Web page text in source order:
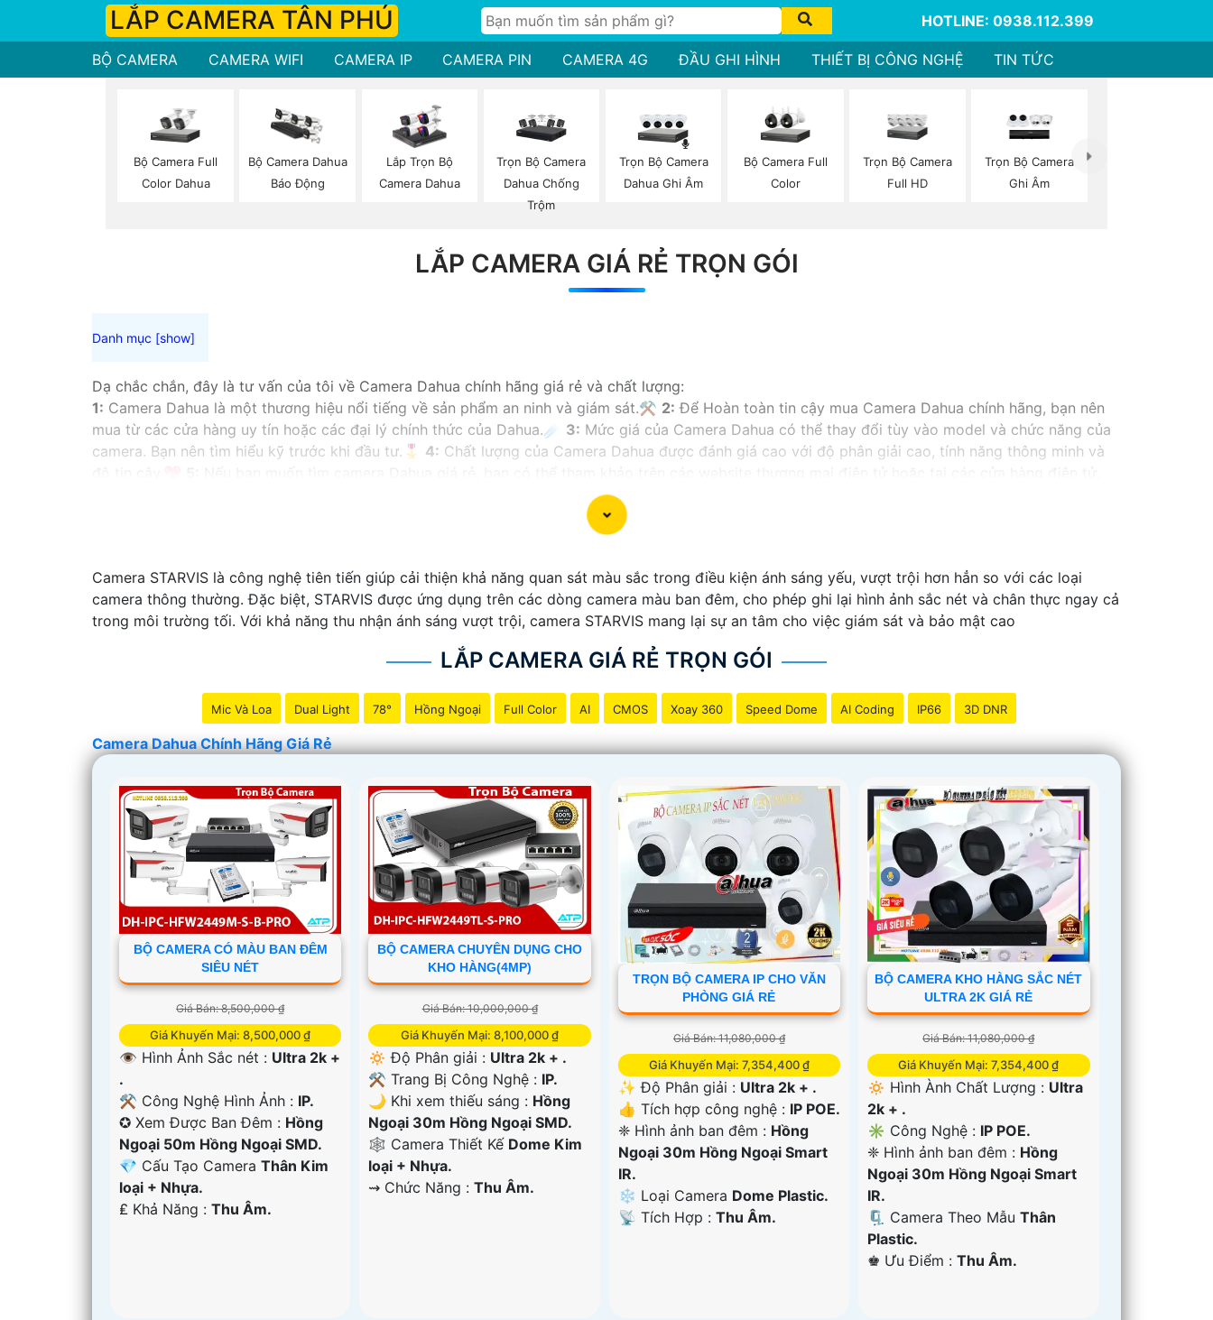
LẮP CAMERA TÂN PHÚ HOTLINE: 0938.112.399
BỘ CAMERA CAMERA WIFI CAMERA IP CAMERA PIN CAMERA 4G ĐẦU GHI HÌNH THIẾT BỊ CÔNG NGHỆ TIN TỨC
Bộ Camera Full
Color Dahua
Bộ Camera Dahua
Báo Động
Lắp Trọn Bộ
Camera Dahua
Trọn Bộ Camera
Dahua Chống
Trộm
Trọn Bộ Camera
Dahua Ghi Âm
Bộ Camera Full
Color
Trọn Bộ Camera
Full HD
Trọn Bộ Camera
Ghi Âm
LẮP CAMERA GIÁ RẺ TRỌN GÓI
Dạ chắc chắn, đây là tư vấn của tôi về Camera Dahua chính hãng giá rẻ và chất lượng:
1: Camera Dahua là một thương hiệu nổi tiếng về sản phẩm an ninh và giám sát.⚒ 2: Để Hoàn toàn tin cậy mua Camera Dahua chính hãng, bạn nên
mua từ các cửa hàng uy tín hoặc các đại lý chính thức của Dahua.☄️ 3: Mức giá của Camera Dahua có thể thay đổi tùy vào model và chức năng của
camera. Bạn nên tìm hiểu kỹ trước khi đầu tư.🎖️ 4: Chất lượng của Camera Dahua được đánh giá cao với độ phân giải cao, tính năng thông minh và
Hy vọng rằng những thông tin trên sẽ giúp bạn chọn lựa được Camera Dahua chính hãng, giá rẻ và chất lượng. Nếu bạn có thêm câu hỏi hoặc cần tư
Camera STARVIS là công nghệ tiên tiến giúp cải thiện khả năng quan sát màu sắc trong điều kiện ánh sáng yếu, vượt trội hơn hẳn so với các loại
camera thông thường. Đặc biệt, STARVIS được ứng dụng trên các dòng camera màu ban đêm, cho phép ghi lại hình ảnh sắc nét và chân thực ngay cả
trong môi trường tối. Với khả năng thu nhận ánh sáng vượt trội, camera STARVIS mang lại sự an tâm cho việc giám sát và bảo mật cao
LẮP CAMERA GIÁ RẺ TRỌN GÓI
Mic Và Loa Dual Light 78° Hồng Ngoại Full Color AI CMOS Xoay 360 Speed Dome AI Coding IP66 3D DNR
Camera Dahua Chính Hãng Giá Rẻ
BỘ CAMERA CÓ MÀU BAN ĐÊM
SIÊU NÉT
Giá Bán: 8,500,000 ₫
Giá Khuyến Mại: 8,500,000 ₫
👁 Hình Ảnh Sắc nét : Ultra 2k +
.
⚒ Công Nghệ Hình Ảnh : IP.
✪ Xem Được Ban Đêm : Hồng
Ngoại 50m Hồng Ngoại SMD.
💎 Cấu Tạo Camera Thân Kim
loại + Nhựa.
️₤ Khả Năng : Thu Âm.
BỘ CAMERA CHUYÊN DỤNG CHO
KHO HÀNG(4MP)
Giá Bán: 10,000,000 ₫
Giá Khuyến Mại: 8,100,000 ₫
🔅 Độ Phân giải : Ultra 2k + .
⚒ Trang Bị Công Nghệ : IP.
🌙 Khi xem thiếu sáng : Hồng
Ngoại 30m Hồng Ngoại SMD.
🕸️ Camera Thiết Kế Dome Kim
loại + Nhựa.
️⇝ Chức Năng :Thu Âm.
TRỌN BỘ CAMERA IP CHO VĂN
PHÒNG GIÁ RẺ
Giá Bán: 11,080,000 ₫
Giá Khuyến Mại: 7,354,400 ₫
✨ Độ Phân giải : Ultra 2k + .
👍 Tích hợp công nghệ : IP POE.
❈ Hình ảnh ban đêm : Hồng
Ngoại 30m Hồng Ngoại Smart
IR.
❄ Loại Camera Dome Plastic.
️📡 Tích Hợp : Thu Âm.
BỘ CAMERA KHO HÀNG SẮC NÉT
ULTRA 2K GIÁ RẺ
Giá Bán: 11,080,000 ₫
Giá Khuyến Mại: 7,354,400 ₫
🔅 Hình Ành Chất Lượng : Ultra
2k + .
✳️ Công Nghệ : IP POE.
❈ Hình ảnh ban đêm : Hồng
Ngoại 30m Hồng Ngoại Smart
IR.
🗜️ Camera Theo MẫuThân
Plastic.
️♚ Ưu Điểm :Thu Âm.